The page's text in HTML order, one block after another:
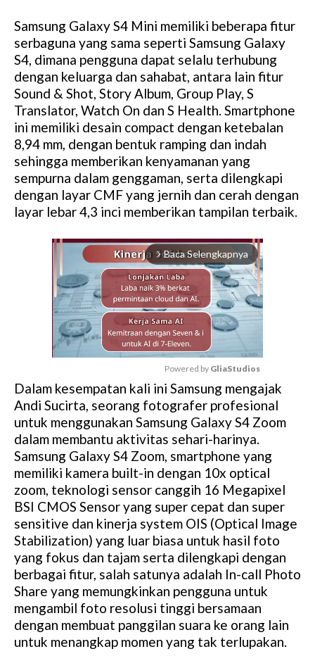
Samsung Galaxy S4 Mini memiliki beberapa fitur
serbaguna yang sama seperti Samsung Galaxy
S4, dimana pengguna dapat selalu terhubung
dengan keluarga dan sahabat, antara lain fitur
Sound & Shot, Story Album, Group Play, S
Translator, Watch On dan S Health. Smartphone
ini memiliki desain compact dengan ketebalan
8,94 mm, dengan bentuk ramping dan indah
sehingga memberikan kenyamanan yang
sempurna dalam genggaman, serta dilengkapi
dengan layar CMF yang jernih dan cerah dengan
layar lebar 4,3 inci memberikan tampilan terbaik.
arrow_forward_ios Baca Selengkapnya
M
u
t
e
Powered by GliaStudios
Dalam kesempatan kali ini Samsung mengajak
Andi Sucirta, seorang fotografer profesional
untuk menggunakan Samsung Galaxy S4 Zoom
dalam membantu aktivitas sehari-harinya.
Samsung Galaxy S4 Zoom, smartphone yang
memiliki kamera built-in dengan 10x optical
zoom, teknologi sensor canggih 16 Megapixel
BSI CMOS Sensor yang super cepat dan super
sensitive dan kinerja system OIS (Optical Image
Stabilization) yang luar biasa untuk hasil foto
yang fokus dan tajam serta dilengkapi dengan
berbagai fitur, salah satunya adalah In-call Photo
Share yang memungkinkan pengguna untuk
mengambil foto resolusi tinggi bersamaan
dengan membuat panggilan suara ke orang lain
untuk menangkap momen yang tak terlupakan.